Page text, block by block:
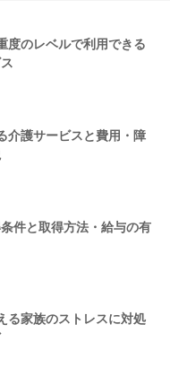
度のレベルで利用できる
介護サービスと費用・障
件と取得方法・給与の有
る家族のストレスに対処